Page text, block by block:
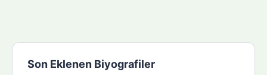
Son Eklenen Biyografiler